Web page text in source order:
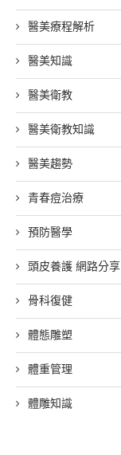
醫美療程解析
醫美知識
醫美衛教
醫美衛教知識
醫美趨勢
青春痘治療
預防醫學
頭皮養護 網路分享
骨科復健
體態雕塑
體重管理
體雕知識